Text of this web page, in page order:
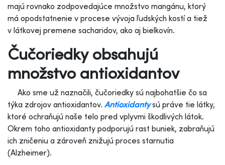
majú rovnako zodpovedajúce množstvo mangánu, ktorý
má opodstatnenie v procese vývoja ľudských kostí a tiež
v látkovej premene sacharidov, ako aj bielkovín.
Čučoriedky obsahujú
množstvo antioxidantov
Ako sme už naznačili, čučoriedky sú najbohatšie čo sa
týka zdrojov antioxidantov. Antioxidantysú práve tie látky,
ktoré ochraňujú naše telo pred vplyvmi škodlivých látok.
Okrem toho antioxidanty podporujú rast buniek, zabraňujú
ich zničeniu a zároveň znižujú proces starnutia
(Alzheimer).